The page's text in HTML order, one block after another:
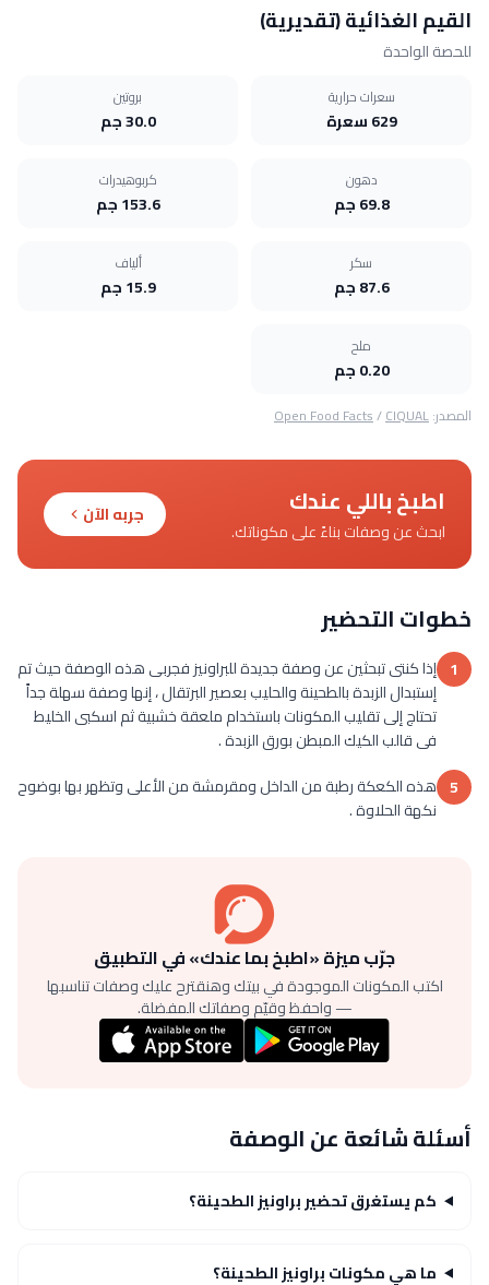
القيم الغذائية (تقديرية)
للحصة الواحدة
سعرات حرارية
629 سعرة
بروتين
30.0 جم
دهون
69.8 جم
كربوهيدرات
153.6 جم
سكر
87.6 جم
ألياف
15.9 جم
ملح
0.20 جم
المصدر: Open Food Facts/CIQUAL
اطبخ باللي عندك
ابحث عن وصفات بناءً على مكوناتك.
جربه الآن
خطوات التحضير
1 إذا كنتى تبحثين عن وصفة جديدة للبراونيز فجربى هذه الوصفة حيث تم
إستبدال الزبدة بالطحينة والحليب بعصير البرتقال ، إنها وصفة سهلة جداً
تحتاج إلى تقليب المكونات باستخدام ملعقة خشبية ثم اسكبى الخليط
فى قالب الكيك المبطن بورق الزبدة .
5 هذه الكعكة رطبة من الداخل ومقرمشة من الأعلى وتظهر بها بوضوح
نكهة الحلاوة .
جرّب ميزة «اطبخ بما عندك» في التطبيق
اكتب المكونات الموجودة في بيتك وهنقترح عليك وصفات تناسبها
— واحفظ وقيّم وصفاتك المفضلة.
أسئلة شائعة عن الوصفة
كم يستغرق تحضير براونيز الطحينة؟
ما هي مكونات براونيز الطحينة؟